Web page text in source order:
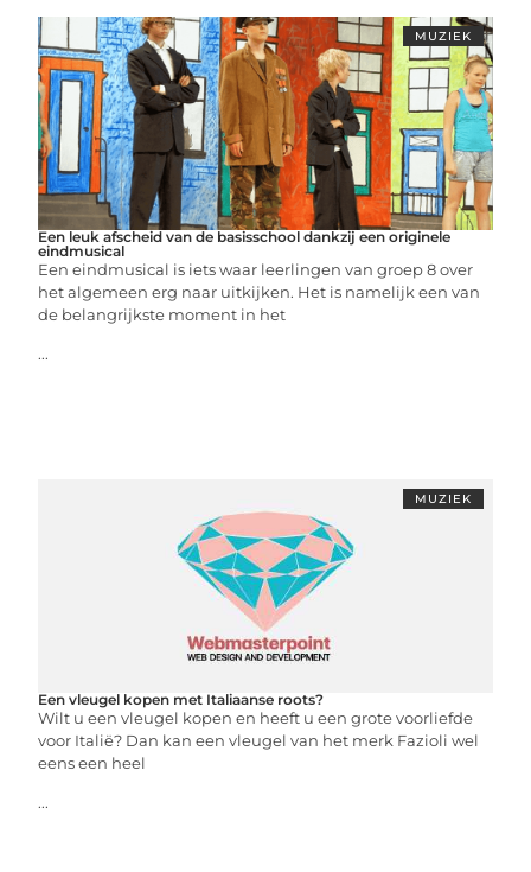
MUZIEK
Een leuk afscheid van de basisschool dankzij een originele
eindmusical
Een eindmusical is iets waar leerlingen van groep 8 over
het algemeen erg naar uitkijken. Het is namelijk een van
de belangrijkste moment in het
...
MUZIEK
Een vleugel kopen met Italiaanse roots?
Wilt u een vleugel kopen en heeft u een grote voorliefde
voor Italië? Dan kan een vleugel van het merk Fazioli wel
eens een heel
...